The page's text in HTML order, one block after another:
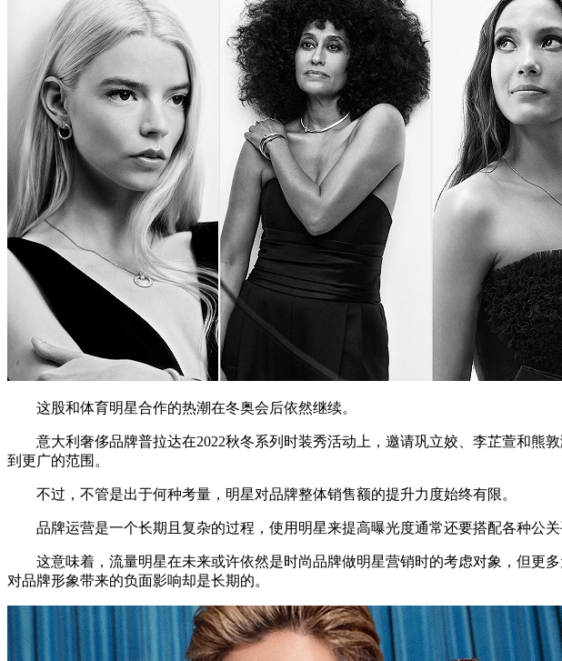
这股和体育明星合作的热潮在冬奥会后依然继续。
意大利奢侈品牌普拉达在2022秋冬系列时装秀活动上，邀请巩立姣、李芷萱和熊
到更广的范围。
不过，不管是出于何种考量，明星对品牌整体销售额的提升力度始终有限。
品牌运营是一个长期且复杂的过程，使用明星来提高曝光度通常还要搭配各种公关
这意味着，流量明星在未来或许依然是时尚品牌做明星营销时的考虑对象，但更
对品牌形象带来的负面影响却是长期的。